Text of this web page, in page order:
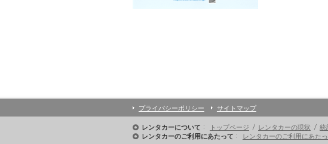
プライバシーポリシー サイトマップ
レンタカーについて トップページ レンタカーの現状 統
レンタカーのご利用にあたって レンタカーのご利用にあた